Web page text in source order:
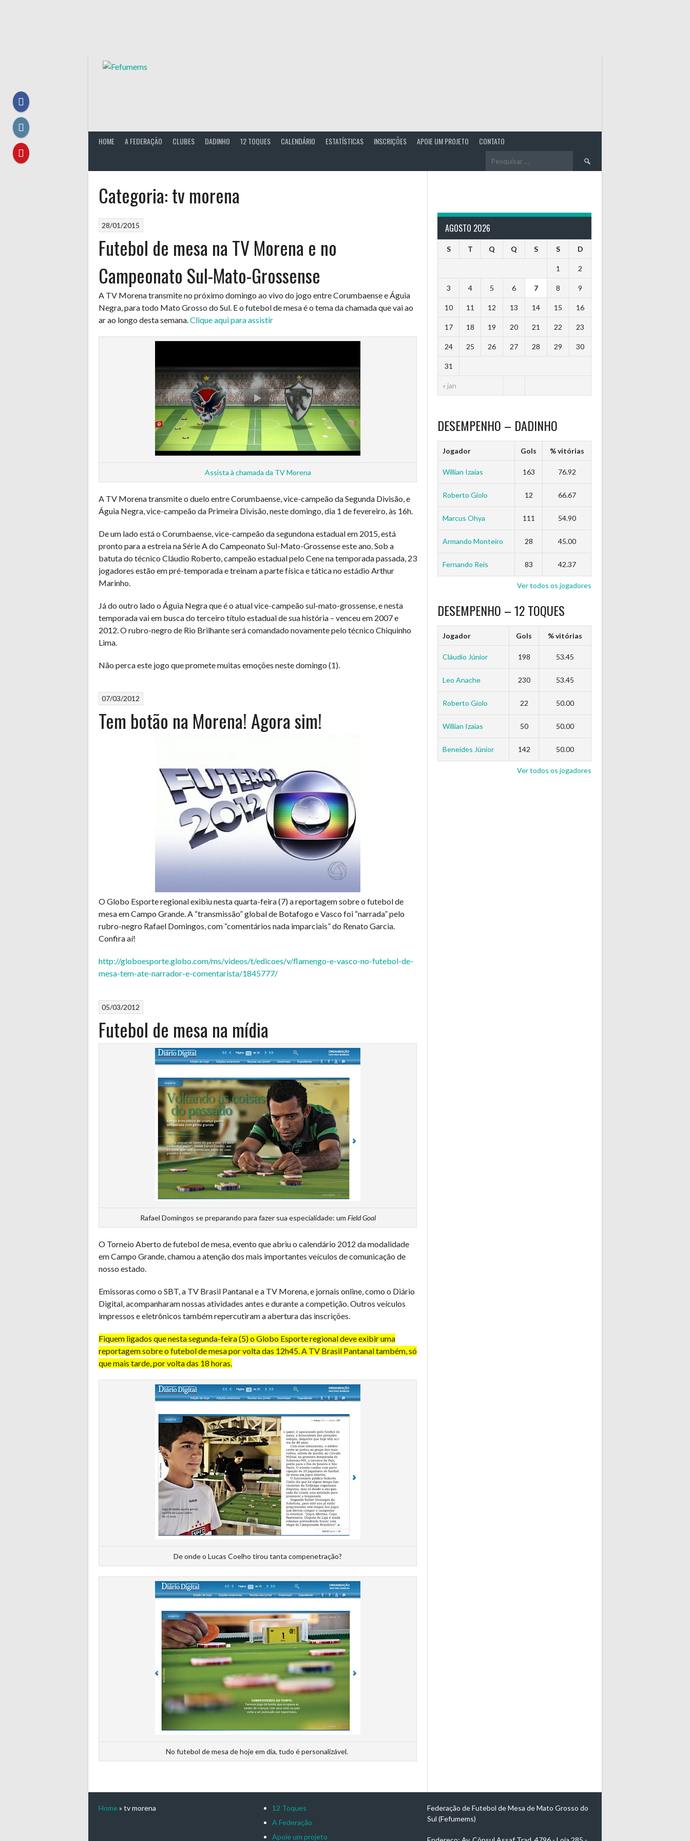
HOME A FEDERAÇÃO CLUBES DADINHO 12 TOQUES CALENDÁRIO ESTATÍSTICAS INSCRIÇÕES APOIE UM PROJETO CONTATO
Pesquisar
por:
Categoria:tv morena
28/01/2015
Futebol de mesa na TV Morena e no
Campeonato Sul-Mato-Grossense
A TV Morena transmite no próximo domingo ao vivo do jogo entre Corumbaense e Águia
Negra, para todo Mato Grosso do Sul. E o futebol de mesa é o tema da chamada que vai ao
ar ao longo desta semana. Clique aqui para assistir
Assista à chamada da TV Morena
A TV Morena transmite o duelo entre Corumbaense, vice-campeão da Segunda Divisão, e
Águia Negra, vice-campeão da Primeira Divisão, neste domingo, dia 1 de fevereiro, às 16h.
De um lado está o Corumbaense, vice-campeão da segundona estadual em 2015, está
pronto para a estreia na Série A do Campeonato Sul-Mato-Grossense este ano. Sob a
batuta do técnico Cláudio Roberto, campeão estadual pelo Cene na temporada passada, 23
jogadores estão em pré-temporada e treinam a parte física e tática no estádio Arthur
Marinho.
Já do outro lado o Águia Negra que é o atual vice-campeão sul-mato-grossense, e nesta
temporada vai em busca do terceiro título estadual de sua história – venceu em 2007 e
2012. O rubro-negro de Rio Brilhante será comandado novamente pelo técnico Chiquinho
Lima.
Não perca este jogo que promete muitas emoções neste domingo (1).
07/03/2012
Tem botão na Morena! Agora sim!
O Globo Esporte regional exibiu nesta quarta-feira (7) a reportagem sobre o futebol de
mesa em Campo Grande. A “transmissão” global de Botafogo e Vasco foi “narrada” pelo
rubro-negro Rafael Domingos, com “comentários nada imparciais” do Renato Garcia.
Confira aí!
http://globoesporte.globo.com/ms/videos/t/edicoes/v/flamengo-e-vasco-no-futebol-de-
mesa-tem-ate-narrador-e-comentarista/1845777/
05/03/2012
Futebol de mesa na mídia
Rafael Domingos se preparando para fazer sua especialidade: um Field Goal
O Torneio Aberto de futebol de mesa, evento que abriu o calendário 2012 da modalidade
em Campo Grande, chamou a atenção dos mais importantes veículos de comunicação de
nosso estado.
Emissoras como o SBT, a TV Brasil Pantanal e a TV Morena, e jornais online, como o Diário
Digital, acompanharam nossas atividades antes e durante a competição. Outros veículos
impressos e eletrônicos também repercutiram a abertura das inscrições.
Fiquem ligados que nesta segunda-feira (5) o Globo Esporte regional deve exibir uma
reportagem sobre o futebol de mesa por volta das 12h45. A TV Brasil Pantanal também, só
que mais tarde, por volta das 18 horas.
De onde o Lucas Coelho tirou tanta compenetração?
No futebol de mesa de hoje em dia, tudo é personalizável.
AGOSTO 2026
S T Q Q S S D
« jan
1 2
3 4 5 6 7 8 9
10 11 12 13 14 15 16
17 18 19 20 21 22 23
24 25 26 27 28 29 30
31
DESEMPENHO – DADINHO
Jogador Gols % vitórias
Willian Izaias 163 76.92
Roberto Giolo 12 66.67
Marcus Ohya 111 54.90
Armando Monteiro 28 45.00
Fernando Reis 83 42.37
Ver todos os jogadores
DESEMPENHO – 12 TOQUES
Jogador Gols % vitórias
Cláudio Júnior 198 53.45
Leo Anache 230 53.45
Roberto Giolo 22 50.00
Willian Izaias 50 50.00
Beneides Júnior 142 50.00
Ver todos os jogadores
Home » tv morena
12 Toques
A Federação
Apoie um projeto
Federação de Futebol de Mesa de Mato Grosso do
Sul (Fefumems)